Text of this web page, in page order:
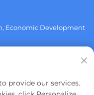
Economic Development
provide our services.